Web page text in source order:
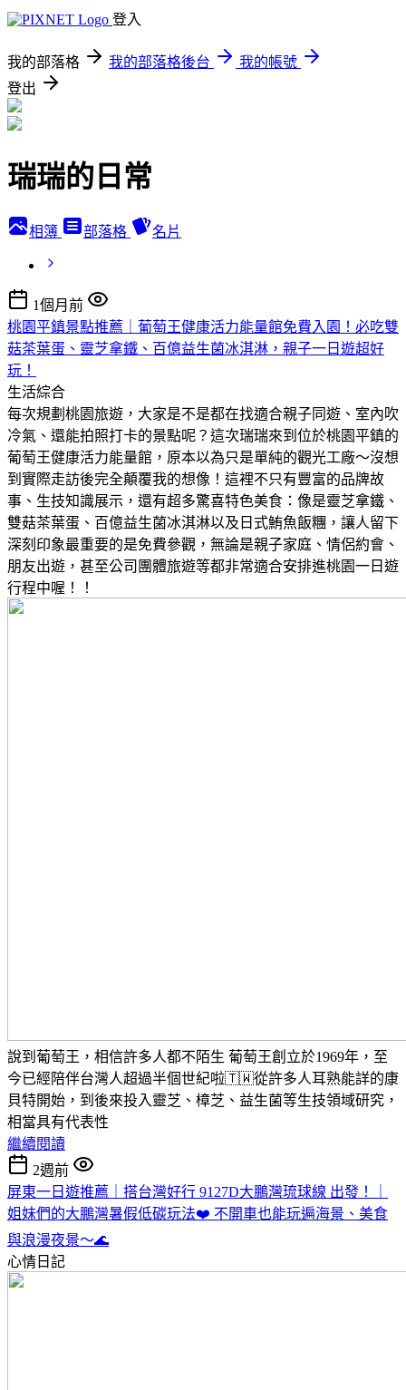
登入
我的部落格 我的部落格後台
我的帳號
登出
瑞瑞的日常
相簿 部落格 名片
1個月前
桃園平鎮景點推薦｜葡萄王健康活力能量館免費入園！必吃雙
菇茶葉蛋、靈芝拿鐵、百億益生菌冰淇淋，親子一日遊超好
玩！
生活綜合
每次規劃桃園旅遊，大家是不是都在找適合親子同遊、室內吹
冷氣、還能拍照打卡的景點呢？這次瑞瑞來到位於桃園平鎮的
葡萄王健康活力能量館，原本以為只是單純的觀光工廠～沒想
到實際走訪後完全顛覆我的想像！這裡不只有豐富的品牌故
事、生技知識展示，還有超多驚喜特色美食：像是靈芝拿鐵、
雙菇茶葉蛋、百億益生菌冰淇淋以及日式鮪魚飯糰，讓人留下
深刻印象最重要的是免費參觀，無論是親子家庭、情侶約會、
朋友出遊，甚至公司團體旅遊等都非常適合安排進桃園一日遊
行程中喔！！
說到葡萄王，相信許多人都不陌生 葡萄王創立於1969年，至
今已經陪伴台灣人超過半個世紀啦🇹🇼從許多人耳熟能詳的康
貝特開始，到後來投入靈芝、樟芝、益生菌等生技領域研究，
相當具有代表性
繼續閱讀
2週前
屏東一日遊推薦｜搭台灣好行 9127D大鵬灣琉球線 出發！｜
姐妹們的大鵬灣暑假低碳玩法❤️ 不開車也能玩遍海景、美食
與浪漫夜景～🌊
心情日記